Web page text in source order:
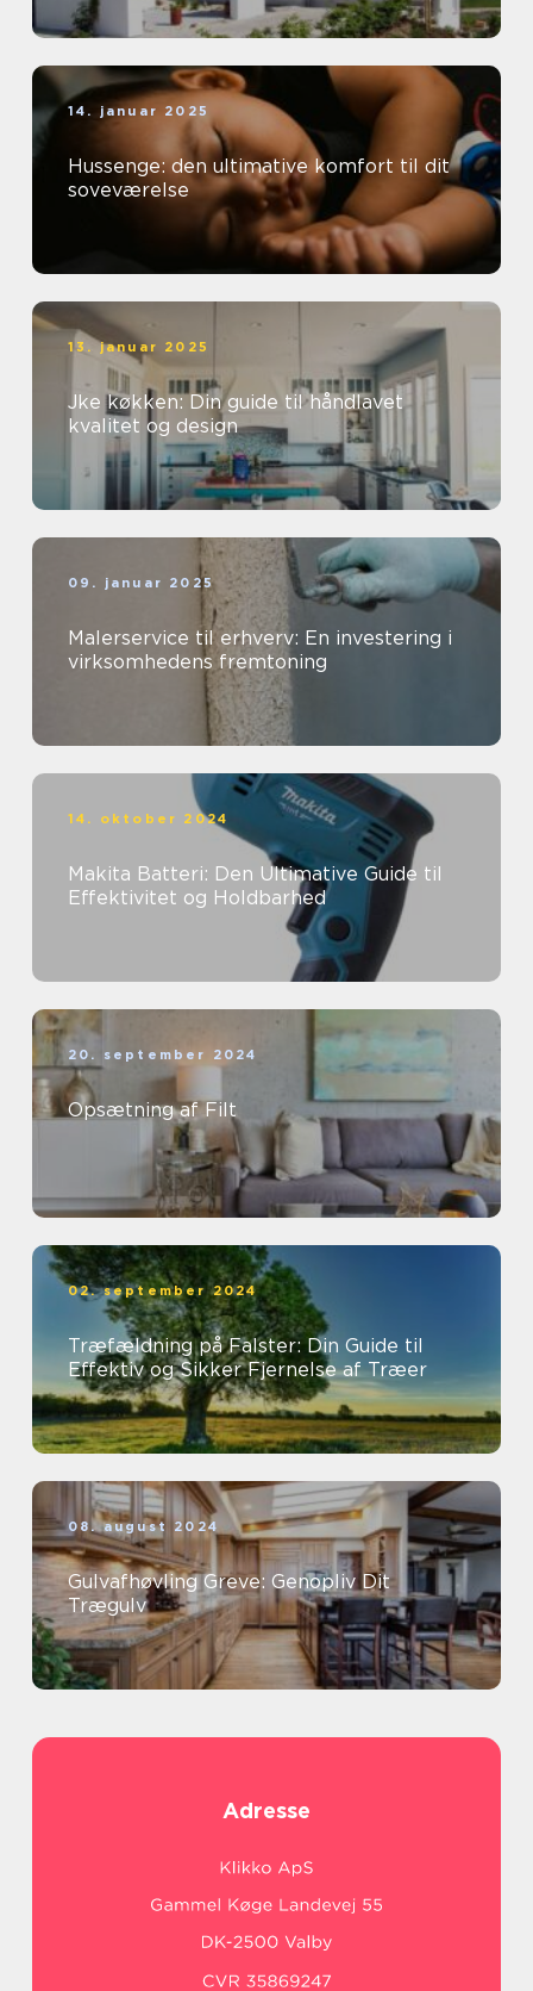
14. januar 2025
Hussenge: den ultimative komfort til dit
soveværelse
13. januar 2025
Jke køkken: Din guide til håndlavet
kvalitet og design
09. januar 2025
Malerservice til erhverv: En investering i
virksomhedens fremtoning
14. oktober 2024
Makita Batteri: Den Ultimative Guide til
Effektivitet og Holdbarhed
20. september 2024
Opsætning af Filt
02. september 2024
Træfældning på Falster: Din Guide til
Effektiv og Sikker Fjernelse af Træer
08. august 2024
Gulvafhøvling Greve: Genopliv Dit
Trægulv
Adresse